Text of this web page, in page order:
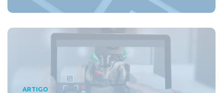
ARTIGO